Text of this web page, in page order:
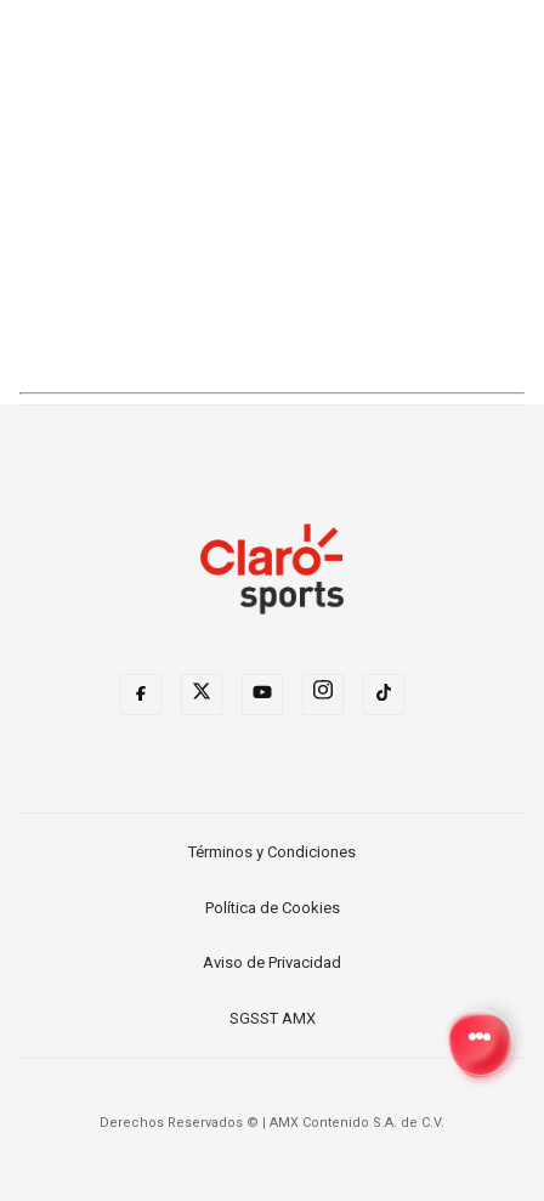
Términos y Condiciones
Política de Cookies
Aviso de Privacidad
SGSST AMX
Derechos Reservados © AMX Contenido S.A. de C.V.